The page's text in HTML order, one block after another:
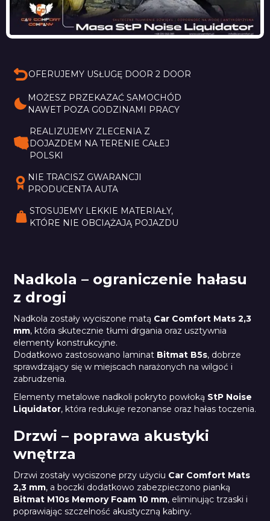
OFERUJEMY USŁUGĘ DOOR 2 DOOR
MOŻESZ PRZEKAZAĆ SAMOCHÓD
NAWET POZA GODZINAMI PRACY
REALIZUJEMY ZLECENIA Z
DOJAZDEM NA TERENIE CAŁEJ
POLSKI
NIE TRACISZ GWARANCJI
PRODUCENTA AUTA
STOSUJEMY LEKKIE MATERIAŁY,
KTÓRE NIE OBCIĄŻAJĄ POJAZDU
Nadkola – ograniczenie hałasu
z drogi
Nadkola zostały wyciszone matą Car Comfort Mats 2,3
mm, która skutecznie tłumi drgania oraz usztywnia
elementy konstrukcyjne.
Dodatkowo zastosowano laminat Bitmat B5s, dobrze
sprawdzający się w miejscach narażonych na wilgoć i
zabrudzenia.
Elementy metalowe nadkoli pokryto powłoką StP Noise
Liquidator, która redukuje rezonanse oraz hałas toczenia.
Drzwi – poprawa akustyki
wnętrza
Drzwi zostały wyciszone przy użyciu Car Comfort Mats
2,3 mm, a boczki dodatkowo zabezpieczono pianką
Bitmat M10s Memory Foam 10 mm, eliminując trzaski i
poprawiając szczelność akustyczną kabiny.